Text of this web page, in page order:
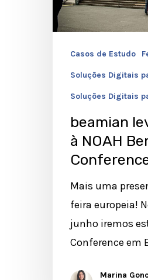
Berlin
Conference
2018Casos de Estudo
Soluções Digitais
Soluções Digitais
beamian
à NOAH
Mais uma
feira europeia!
junho iremos
Conference em
Marina